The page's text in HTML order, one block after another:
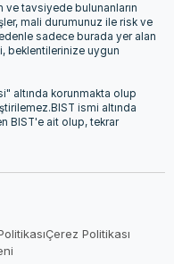
tavsiyede bulunanların
mali durumunuz ile risk ve
sadece burada yer alan
beklentilerinize uygun
altında korunmakta olup
ismi altında
BIST'e ait olup, tekrar
Çerez Politikası